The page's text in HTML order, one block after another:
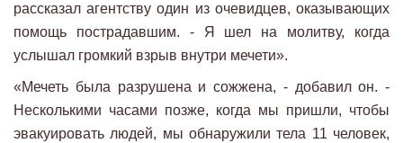
рассказал агентству один из очевидцев, оказывающих
помощь пострадавшим. - Я шел на молитву, когда
услышал громкий взрыв внутри мечети».
«Мечеть была разрушена и сожжена, - добавил он. -
Несколькими часами позже, когда мы пришли, чтобы
эвакуировать людей, мы обнаружили тела 11 человек,